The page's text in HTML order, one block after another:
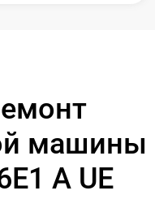
машины
А UE